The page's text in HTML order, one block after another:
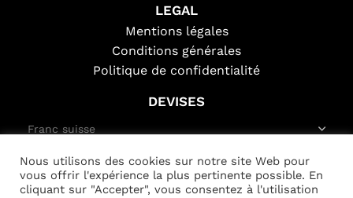
LEGAL
Mentions légales
Conditions générales
Politique de confidentialité
DEVISES
SWISS-DISTRIBUTION.COMCopyright © 2026
Nous utilisons des cookies sur notre site Web pour
vous offrir l'expérience la plus pertinente possible. En
cliquant sur "Accepter", vous consentez à l'utilisation